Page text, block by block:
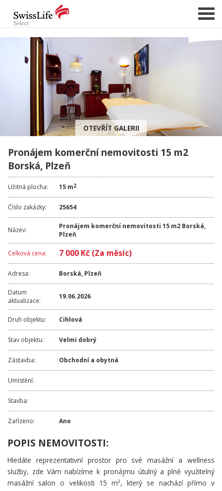
NABÍDKA NEMOVITOSTÍ
CHCI PRODAT / PRONAJMOUT
HLÍDAT NOVÉ NABÍDKY
CHCI OCENIT NEMOVITOST
O NÁS
REFERENCE
SLUŽBY
KARIÉRA
FINANCOVÁNÍ / HYPOTÉKA
KONTAKT
OTEVŘÍT GALERII
Pronájem komerční nemovitosti 15 m2
Borská, Plzeň
Užitná plocha: 15 m2
Číslo zakázky: 25654
Název:
Pronájem komerční nemovitosti 15 m2 Borská,
Plzeň
Celková cena: 7 000 Kč (Za měsíc)
Adresa: Borská, Plzeň
Datum
aktualizace:
19.06.2026
Druh objektu: Cihlová
Stav objektu: Velmi dobrý
Zástavba: Obchodní a obytná
Umístění:
Stavba:
Zařízeno: Ano
POPIS NEMOVITOSTI:
Hledáte reprezentativní prostor pro své masážní a wellness
služby, zde Vám nabízíme k pronájmu útulný a plně využitelný
masážní salon o velikosti 15 m², který se nachází přímo v